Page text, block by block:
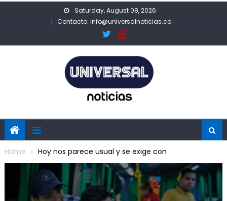
Saturday, August 08, 2026
Contacto: info@universalnoticias.co
Home Hoy nos parece usual y se exige con